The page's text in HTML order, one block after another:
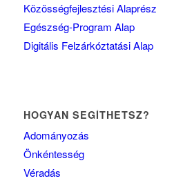
Közösségfejlesztési Alaprész
Egészség-Program Alap
Digitális Felzárkóztatási Alap
HOGYAN SEGÍTHETSZ?
Adományozás
Önkéntesség
Véradás